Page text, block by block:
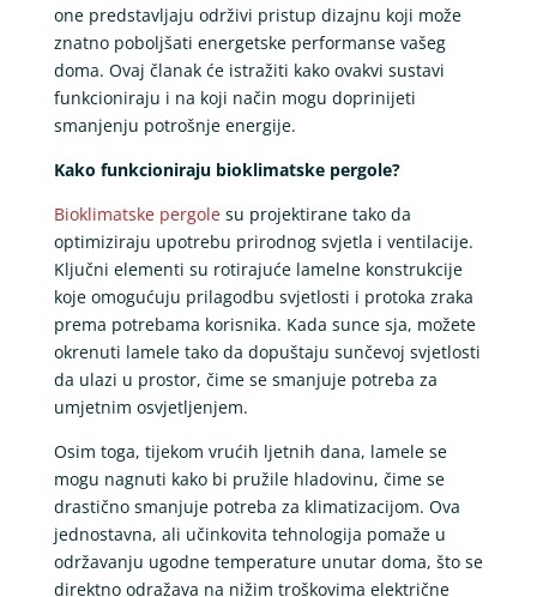
one predstavljaju održivi pristup dizajnu koji može
znatno poboljšati energetske performanse vašeg
doma. Ovaj članak će istražiti kako ovakvi sustavi
funkcioniraju i na koji način mogu doprinijeti
smanjenju potrošnje energije.
Kako funkcioniraju bioklimatske pergole?
Bioklimatske pergolesu projektirane tako da
optimiziraju upotrebu prirodnog svjetla i ventilacije.
Ključni elementi su rotirajuće lamelne konstrukcije
koje omogućuju prilagodbu svjetlosti i protoka zraka
prema potrebama korisnika. Kada sunce sja, možete
okrenuti lamele tako da dopuštaju sunčevoj svjetlosti
da ulazi u prostor, čime se smanjuje potreba za
umjetnim osvjetljenjem.
Osim toga, tijekom vrućih ljetnih dana, lamele se
mogu nagnuti kako bi pružile hladovinu, čime se
drastično smanjuje potreba za klimatizacijom. Ova
jednostavna, ali učinkovita tehnologija pomaže u
održavanju ugodne temperature unutar doma, što se
direktno odražava na nižim troškovima električne